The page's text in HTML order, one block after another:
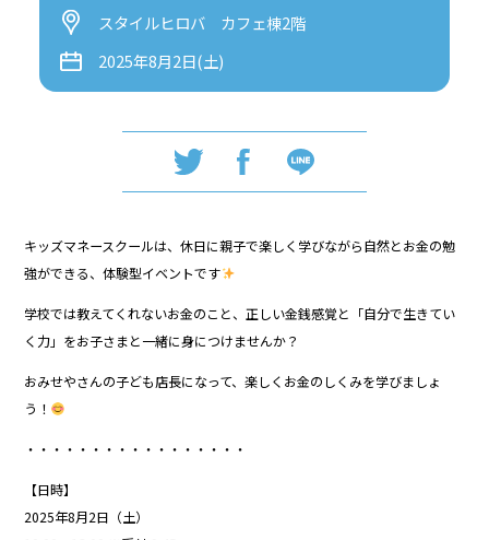
スタイルヒロバ カフェ棟2階
2025年8月2日(土)
キッズマネースクールは、休日に親子で楽しく学びながら自然とお金の勉
強ができる、体験型イベントです
学校では教えてくれないお金のこと、正しい金銭感覚と「自分で生きてい
く力」をお子さまと一緒に身につけませんか？
おみせやさんの子ども店長になって、楽しくお金のしくみを学びましょ
う！
・・・・・・・・・・・・・・・・・
【日時】
2025年8月2日（土）